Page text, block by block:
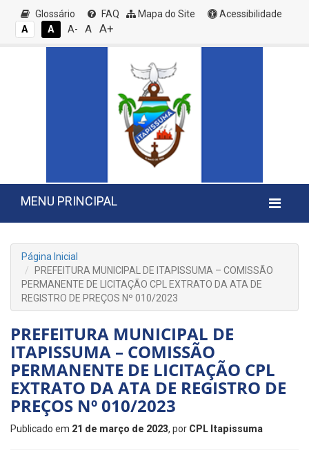
Glossário FAQ Mapa do Site
Acessibilidade
A
A A- A A+
MENU PRINCIPAL
Página Inicial
PREFEITURA MUNICIPAL DE ITAPISSUMA – COMISSÃO
PERMANENTE DE LICITAÇÃO CPL EXTRATO DA ATA DE
REGISTRO DE PREÇOS Nº 010/2023
PREFEITURA MUNICIPAL DE
ITAPISSUMA – COMISSÃO
PERMANENTE DE LICITAÇÃO CPL
EXTRATO DA ATA DE REGISTRO DE
PREÇOS Nº 010/2023
Publicado em 21 de março de 2023, por CPL Itapissuma